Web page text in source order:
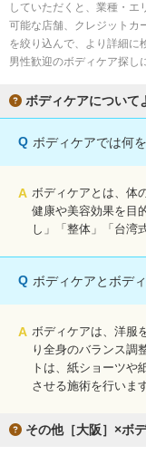
日本人スタッフのみ
スタッフ指名可
していただくと、業種・エ
可能な店舗、クレジットカ
を絞り込んで、より詳細に
男性歓迎のボディケア探し
ボディケアについて
Q ボディケアでは何
A ボディケアとは、体
健康や美容効果を目
し」「整体」「台湾
Q ボディケアとボデ
A ボディケアは、洋服
り全身のバランス調
トは、紙ショーツや
させる施術を行います
その他［大阪］×ボ